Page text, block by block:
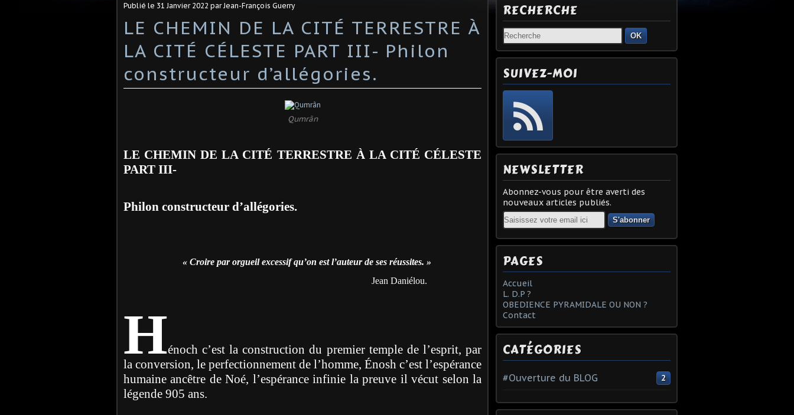
Publié le 31 Janvier 2022 par Jean-François Guerry
LE CHEMIN DE LA CITÉ TERRESTRE À
LA CITÉ CÉLESTE PART III- Philon
constructeur d’allégories.
Qumrãn
LE CHEMIN DE LA CITÉ TERRESTRE À LA CITÉ CÉLESTE
PART III-
Philon constructeur d’allégories.
« Croire par orgueil excessif qu’on est l’auteur de ses réussites. »
Jean Daniélou.
Hénoch c’est la construction du premier temple de l’esprit, par
la conversion, le perfectionnement de l’homme, Énosh c’est l’espérance
humaine ancêtre de Noé, l’espérance infinie la preuve il vécut selon la
légende 905 ans.
RECHERCHE
OK
SUIVEZ-MOI
NEWSLETTER
Abonnez-vous pour être averti des
nouveaux articles publiés.
Email
PAGES
Accueil
L. D.P ?
OBEDIENCE PYRAMIDALE OU NON ?
Contact
CATÉGORIES
#Ouverture du BLOG 2